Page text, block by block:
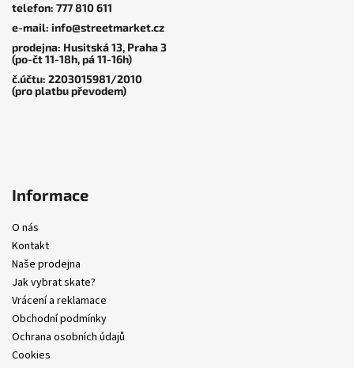
2 549 KČ –20 %
Skate boty|New Balance
Numeric
NM808LBW Tiago
2 549 KČ –20 %
Skate boty|New Balance
Numeric
telefon: 777 810 611
e-mail: info@streetmarket.cz
prodejna: Husitská 13, Praha 3
(po-čt 11-18h, pá 11-16h)
č.účtu: 2203015981/2010
(pro platbu převodem)
Informace
O nás
Kontakt
Naše prodejna
Jak vybrat skate?
Vrácení a reklamace
Obchodní podmínky
Ochrana osobních údajů
Cookies